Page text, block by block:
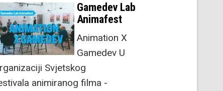
Gamedev Lab
Animafest
Animation X
Gamedev U
Svjetskog
animiranog filma -